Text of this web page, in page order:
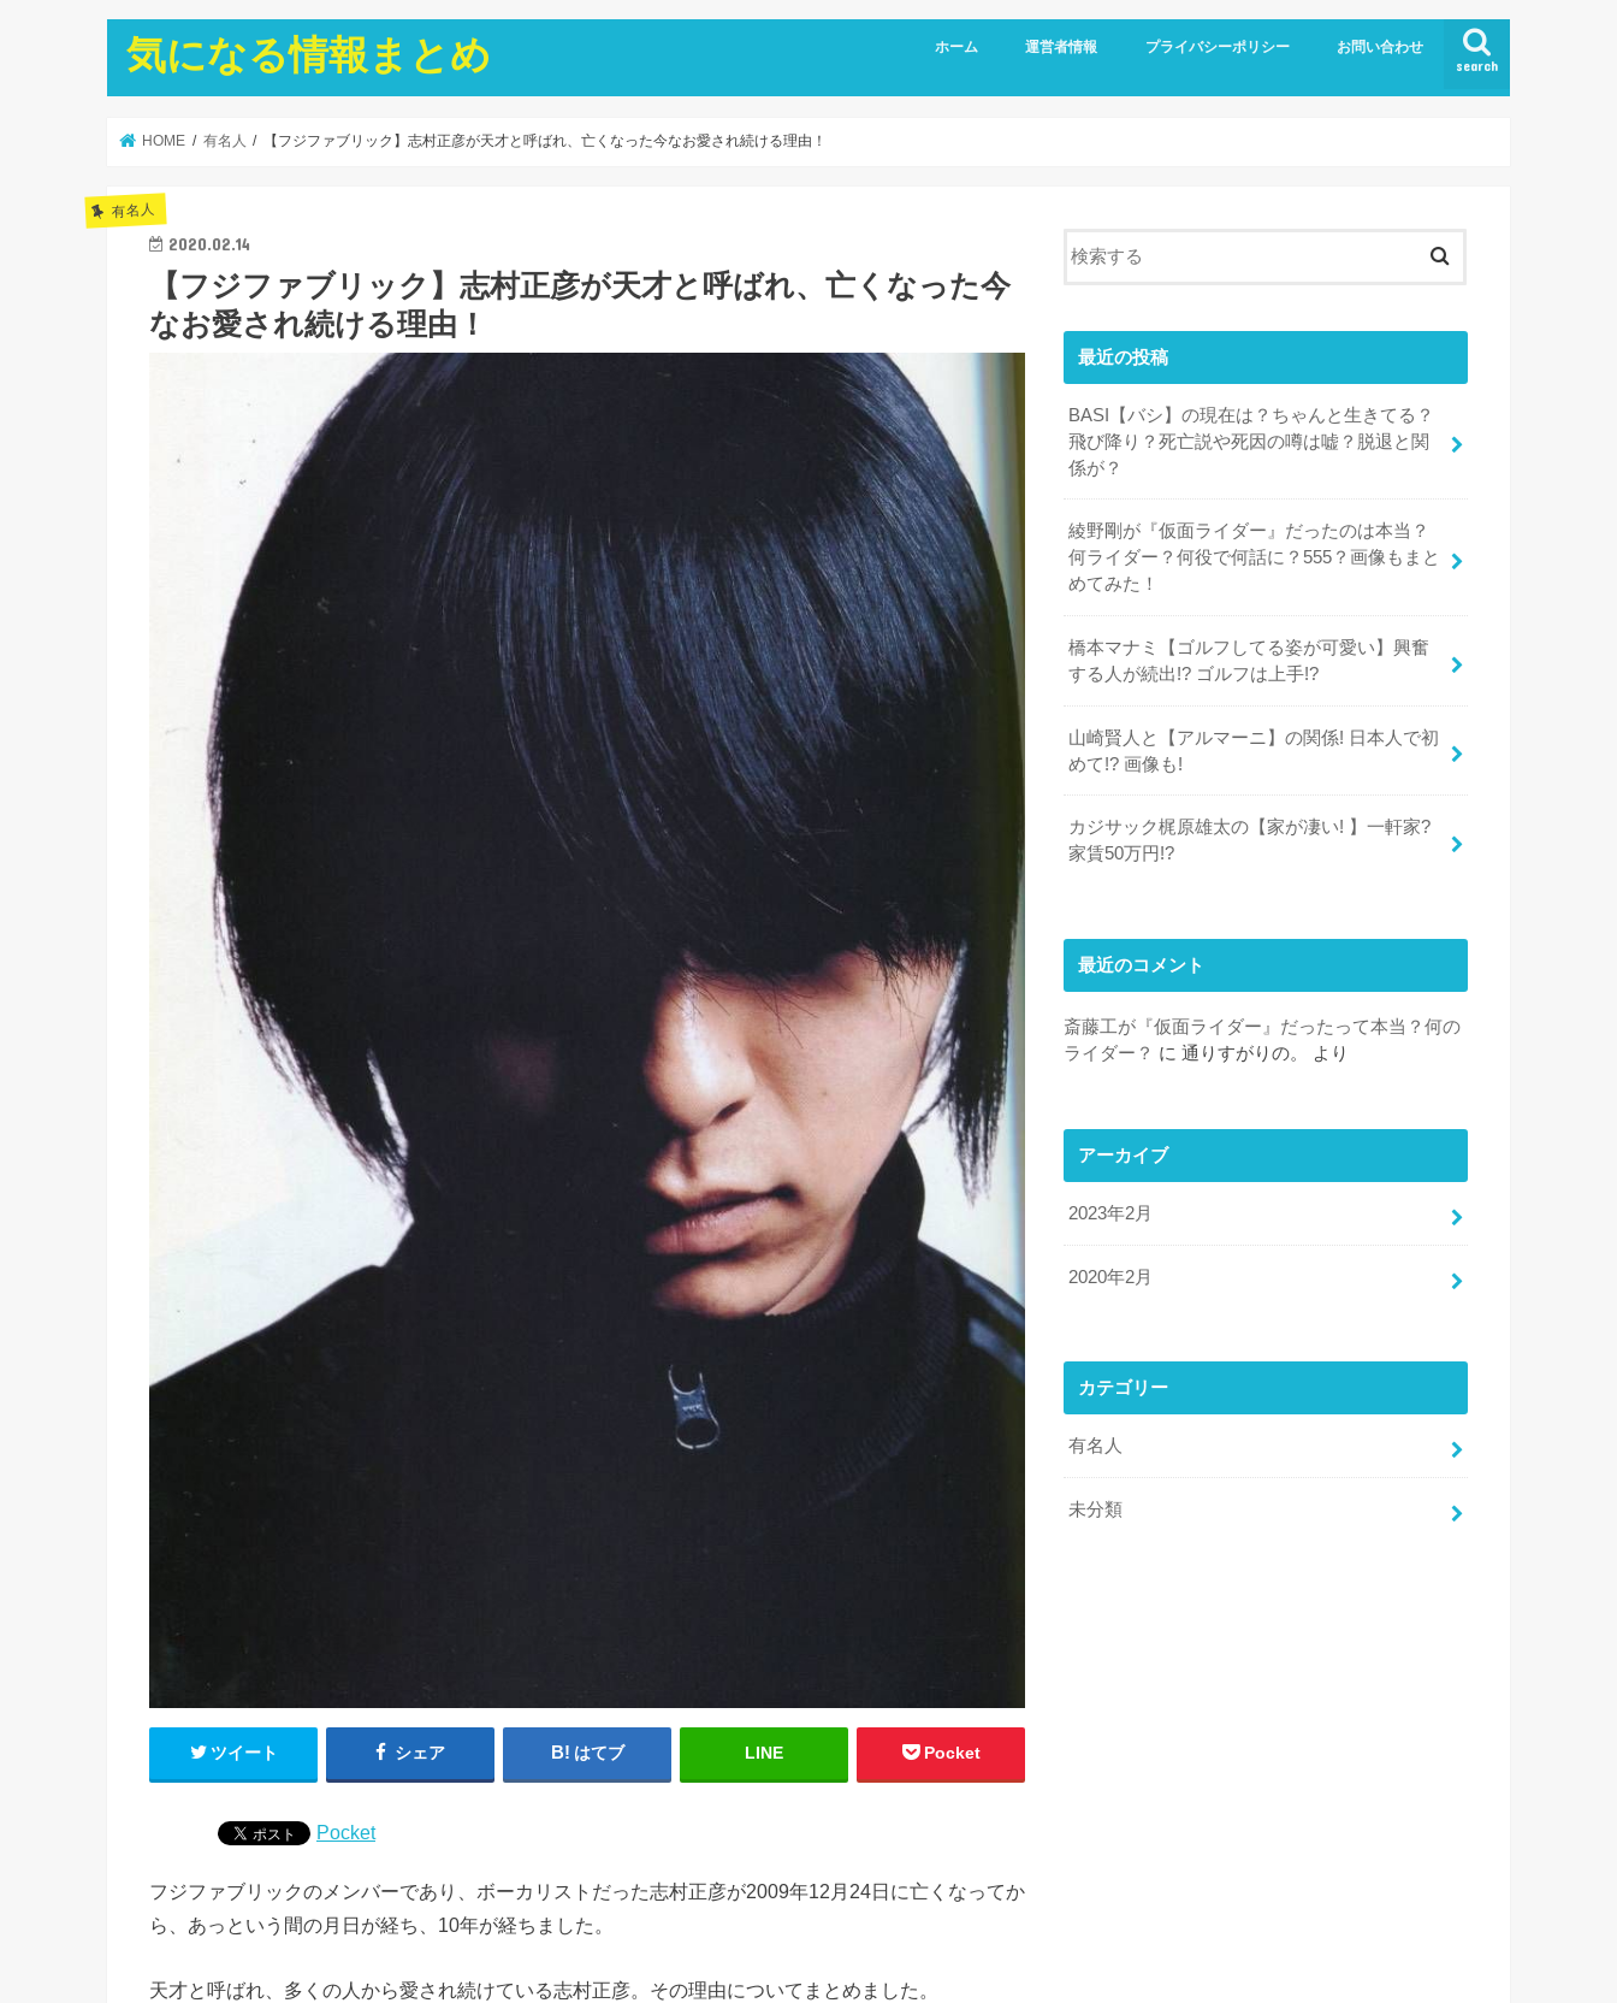
気になる情報まとめ search
ホーム 運営者情報 プライバシーポリシー お問い合わせ
HOME 有名人 【フジファブリック】志村正彦が天才と呼ばれ、亡くなった今なお愛され続ける理由！
有名人
2020.02.14
【フジファブリック】志村正彦が天才と呼ばれ、亡くなった今
なお愛され続ける理由！
ツイート シェア はてブ LINE Pocket
Pocket
フジファブリックのメンバーであり、ボーカリストだった志村正彦が2009年12月24日に亡くなってか
ら、あっという間の月日が経ち、10年が経ちました。
天才と呼ばれ、多くの人から愛され続けている志村正彦。その理由についてまとめました。
最近の投稿
BASI【バシ】の現在は？ちゃんと生きてる？
飛び降り？死亡説や死因の噂は嘘？脱退と関
係が？
綾野剛が『仮面ライダー』だったのは本当？
何ライダー？何役で何話に？555？画像もまと
めてみた！
橋本マナミ【ゴルフしてる姿が可愛い】興奮
する人が続出!? ゴルフは上手!?
山崎賢人と【アルマーニ】の関係! 日本人で初
めて!? 画像も!
カジサック梶原雄太の【家が凄い! 】一軒家?
家賃50万円!?
最近のコメント
斎藤工が『仮面ライダー』だったって本当？何の
ライダー？ に 通りすがりの。 より
アーカイブ
2023年2月
2020年2月
カテゴリー
有名人
未分類